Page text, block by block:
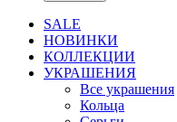
SALE
НОВИНКИ
КОЛЛЕКЦИИ
УКРАШЕНИЯ
Все украшения
Кольца